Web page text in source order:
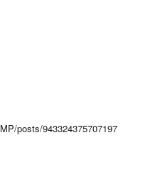
posts/943324375707197